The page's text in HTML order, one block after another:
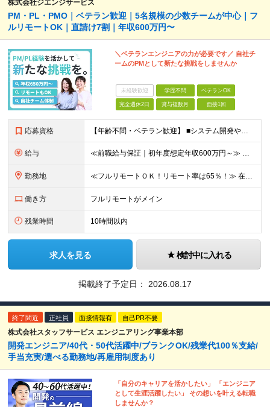
株式会社ジエンジサービス
PM・PL・PMO｜ベテラン歓迎｜5名規模の少数チームが中心｜フ
ルリモートOK｜直請け7割｜年収600万円〜
＼ベテランエンジニアの力が必要です／ 自社チ
ームのPMとして新たな挑戦をしませんか
未経験歓迎 学歴不問 ベテランOK
完全週休2日 賞与複数月 面接1回
応募資格 【年齢不問・ベテラン歓迎】 ■システム開発やインフラの実務経験をお持ちの方（言語・工程・年数不問） ■学歴不問 ≪こんな方はぜひご応募ください≫ □SE経験を積んだがリーダー・PLのポジションがない
給与 ≪前職給与保証｜初年度想定年収600万円～≫ 月給45万円以上＋決算賞与＋交通費 ※スキル・経験を考慮の上、優遇します ※上記月給には固定残業代月20時間分(5万1000円以上)を含みます。超過し
勤務地 ≪フルリモートＯＫ！リモート率は65％！≫ 在宅勤務または東京・神奈川・埼玉・千葉のお客様先での勤務 ■本社 東京都港区芝2-22-15 STKビル 1F (変更の範囲)上記を除く当社関連勤務地
働き方 フルリモートがメイン
残業時間 10時間以内
求人を見る 検討中に入れる
掲載終了予定日： 2026.08.17
終了間近 正社員 面接情報有 自己PR不要
株式会社スタッフサービス エンジニアリング事業本部
開発エンジニア/40代・50代活躍中/ブランクOK/残業代100％支給/
手当充実/選べる勤務地/再雇用制度あり
「自分のキャリアを活かしたい」 「エンジニア
として生涯活躍したい」 その想いを叶える転職
しませんか？